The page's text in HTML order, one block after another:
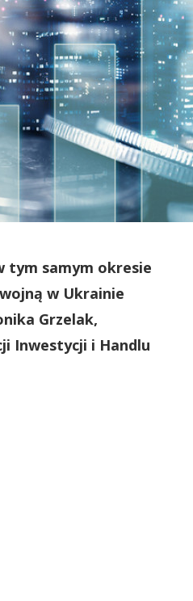
tym samym okresie
w Ukrainie
Grzelak,
Inwestycji i Handlu